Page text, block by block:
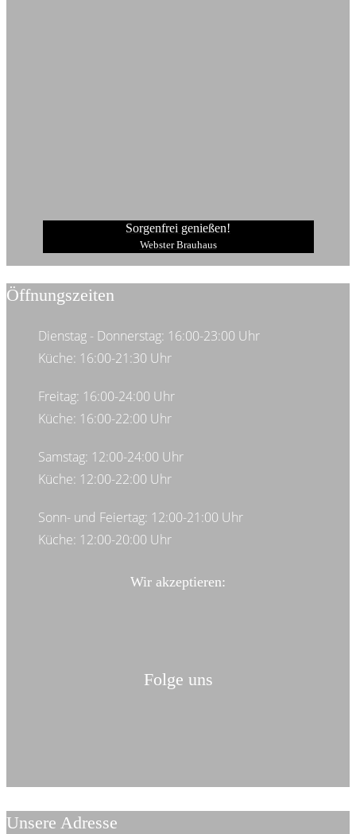
Sorgenfrei genießen!
Webster Brauhaus
Öffnungszeiten
Dienstag - Donnerstag: 16:00-23:00 Uhr
Küche: 16:00-21:30 Uhr
Freitag: 16:00-24:00 Uhr
Küche: 16:00-22:00 Uhr
Samstag: 12:00-24:00 Uhr
Küche: 12:00-22:00 Uhr
Sonn- und Feiertag: 12:00-21:00 Uhr
Küche: 12:00-20:00 Uhr
Wir akzeptieren:
Folge uns
Unsere Adresse